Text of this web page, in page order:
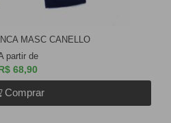
MASC CANELLO
partir de
68,90
Comprar